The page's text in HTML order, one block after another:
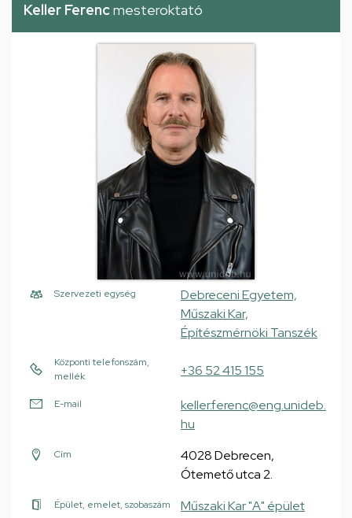
Keller Ferencmesteroktató
Szervezeti egység
Debreceni Egyetem,
Műszaki Kar,
Építészmérnöki Tanszék
Központi telefonszám,
mellék
+36 52 415 155
E-mail
keller.ferenc@eng.unideb.
hu
Cím
4028 Debrecen,
Ótemető utca 2.
Épület, emelet, szobaszám Műszaki Kar "A" épület